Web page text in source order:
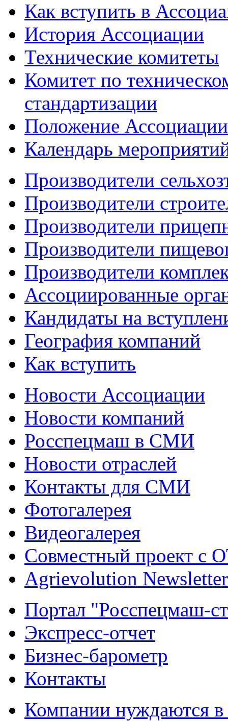
Как вступить в
История Ассоциации
Технические комитеты
Комитет по
стандартизации
Положение
Календарь
Производители
Производители
Производители
Производители
Производители
Ассоциированные
Кандидаты на
География компаний
Как вступить
Новости Ассоциации
Новости компаний
Росспецмаш в СМИ
Новости отраслей
Контакты для СМИ
Фотогалерея
Видеогалерея
Совместный проект с
Agrievolution Newsletter
Портал "Росспецмаш-
Экспресс-отчет
Бизнес-барометр
Контакты
Компании нуждаются в